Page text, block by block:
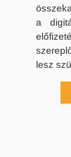
a
lesz